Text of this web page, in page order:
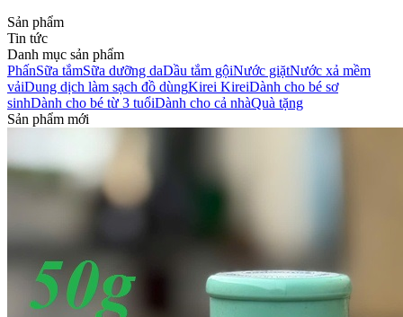
Sản phẩm
Tin tức
Danh mục sản phẩm
PhấnSữa tắmSữa dưỡng daDầu tắm gộiNước giặtNước xả mềm
vảiDung dịch làm sạch đồ dùngKirei KireiDành cho bé sơ
sinhDành cho bé từ 3 tuổiDành cho cả nhàQuà tặng
Sản phẩm mới